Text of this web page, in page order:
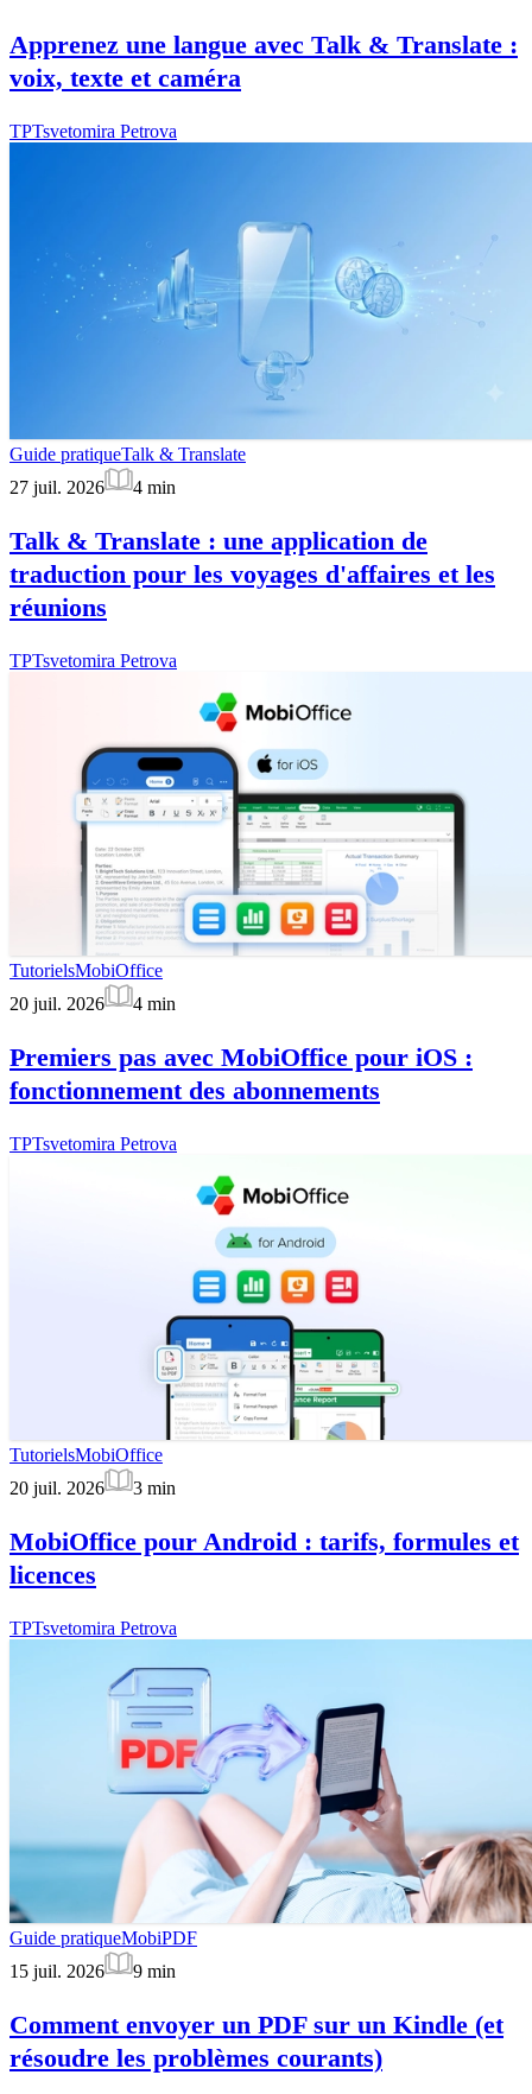
Apprenez une langue avec Talk & Translate :
voix, texte et caméra
TPTsvetomira Petrova
Guide pratiqueTalk & Translate
27 juil. 2026
4 min
Talk & Translate : une application de
traduction pour les voyages d'affaires et les
réunions
TPTsvetomira Petrova
TutorielsMobiOffice
20 juil. 2026
4 min
Premiers pas avec MobiOffice pour iOS :
fonctionnement des abonnements
TPTsvetomira Petrova
TutorielsMobiOffice
20 juil. 2026
3 min
MobiOffice pour Android : tarifs, formules et
licences
TPTsvetomira Petrova
Guide pratiqueMobiPDF
15 juil. 2026
9 min
Comment envoyer un PDF sur un Kindle (et
résoudre les problèmes courants)